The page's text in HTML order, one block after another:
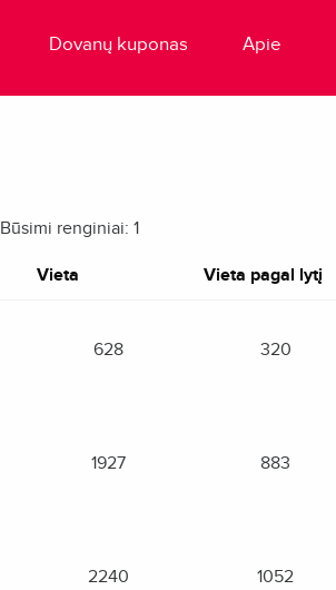
Dovanų kuponas Apie
Būsimi renginiai: 1
Vieta Vieta pagal lytį
628 320
1927 883
2240 1052